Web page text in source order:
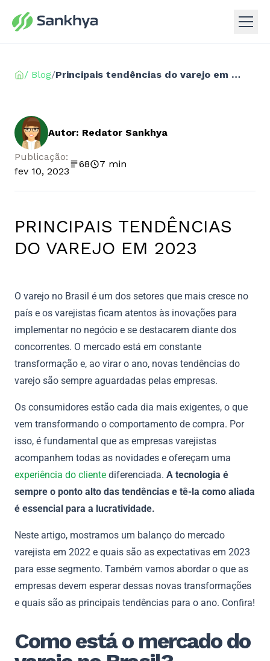
/ Blog/ Principais tendências do varejo em 2023
Autor: Redator Sankhya
Publicação:
fev 10, 2023
68 7 min
PRINCIPAIS TENDÊNCIAS
DO VAREJO EM 2023
O varejo no Brasil é um dos setores que mais cresce no
país e os varejistas ficam atentos às inovações para
implementar no negócio e se destacarem diante dos
concorrentes. O mercado está em constante
transformação e, ao virar o ano, novas tendências do
varejo são sempre aguardadas pelas empresas.
Os consumidores estão cada dia mais exigentes, o que
vem transformando o comportamento de compra. Por
isso, é fundamental que as empresas varejistas
acompanhem todas as novidades e ofereçam uma
experiência do cliente diferenciada. A tecnologia é
sempre o ponto alto das tendências e tê-la como aliada
é essencial para a lucratividade.
Neste artigo, mostramos um balanço do mercado
varejista em 2022 e quais são as expectativas em 2023
para esse segmento. Também vamos abordar o que as
empresas devem esperar dessas novas transformações
e quais são as principais tendências para o ano. Confira!
Como está o mercado do